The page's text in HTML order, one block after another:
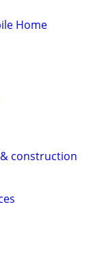
Home
construction